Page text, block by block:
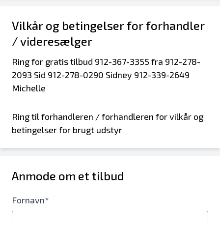
Vilkår og betingelser for forhandler
/ videresælger
Ring for gratis tilbud 912-367-3355 fra 912-278-
2093 Sid 912-278-0290 Sidney 912-339-2649
Michelle
Ring til forhandleren / forhandleren for vilkår og
betingelser for brugt udstyr
Anmode om et tilbud
Fornavn*